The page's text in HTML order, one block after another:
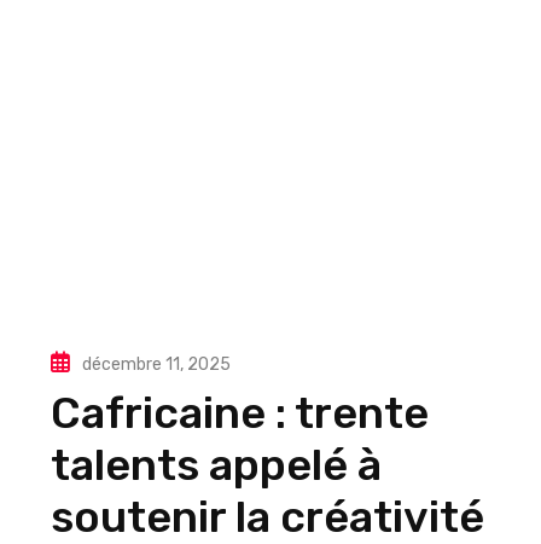
décembre 11, 2025
Cafricaine : trente
talents appelé à
soutenir la créativité